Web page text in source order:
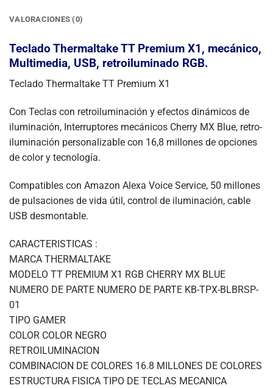
VALORACIONES (0)
Teclado Thermaltake TT Premium X1, mecánico,
Multimedia, USB, retroiluminado RGB.
Teclado Thermaltake TT Premium X1
Con Teclas con retroiluminación y efectos dinámicos de
iluminación, Interruptores mecánicos Cherry MX Blue, retro-
iluminación personalizable con 16,8 millones de opciones
de color y tecnología.
Compatibles con Amazon Alexa Voice Service, 50 millones
de pulsaciones de vida útil, control de iluminación, cable
USB desmontable.
CARACTERISTICAS :
MARCA THERMALTAKE
MODELO TT PREMIUM X1 RGB CHERRY MX BLUE
NUMERO DE PARTE NUMERO DE PARTE KB-TPX-BLBRSP-
01
TIPO GAMER
COLOR COLOR NEGRO
RETROILUMINACION
COMBINACION DE COLORES 16.8 MILLONES DE COLORES
ESTRUCTURA FISICA TIPO DE TECLAS MECANICA